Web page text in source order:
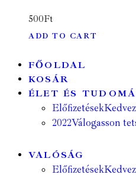
500Ft
ADD TO CART
FŐOLDAL
KOSÁR
ÉLET ÉS
Előfizetések
2022Válogasson
VALÓSÁG
Előfizetések